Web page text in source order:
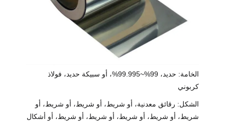
الخامة: حديد، 99%~99.995%، أو سبيكة حديد، فولاذ
كربوني
الشكل: رقائق معدنية، أو شريط، أو شريط، أو شريط، أو
شريط، أو شريط، أو شريط، أو شريط، أو شريط، أو أشكال